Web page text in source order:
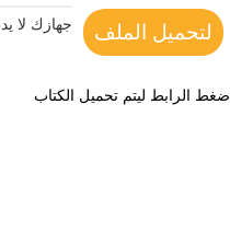
لتحميل الملف جهازك لا
اضغط الرابط ليتم تحميل الكتاب